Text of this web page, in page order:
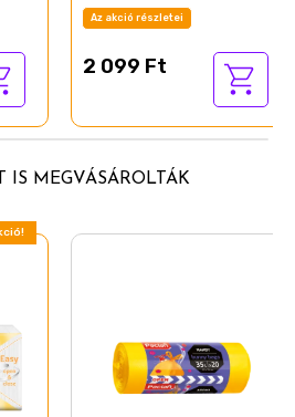
Az akció részletei
2 099 Ft
IS MEGVÁSÁROLTÁK